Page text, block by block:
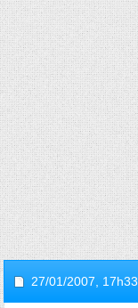
27/01/2007, 17h33